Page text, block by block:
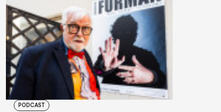
PODCAST